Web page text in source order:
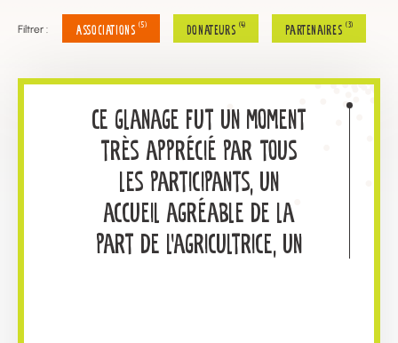
Filtrer : Associations (5) Donateurs (4) Partenaires (3)
Ce glanage fut un moment
très apprécié par tous
les participants, un
accueil agréable de la
part de l’agricultrice, un